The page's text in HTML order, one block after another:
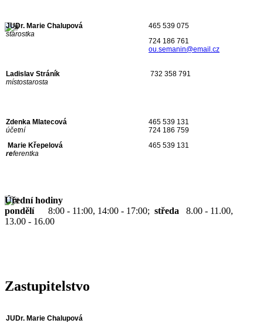
JUDr. Marie Chalupová
starostka
465 539 075
724 186 761
ou.semanin@email.cz
Ladislav Stráník
místostarosta
732 358 791
Zdenka Mlatecová
účetní
Marie Křepelová
referentka
465 539 131
724 186 759
465 539 131
Úřední hodiny
pondělí8:00 - 11:00, 14:00 - 17:00; středa 8.00 - 11.00,
13.00 - 16.00
Zastupitelstvo
JUDr. Marie Chalupová